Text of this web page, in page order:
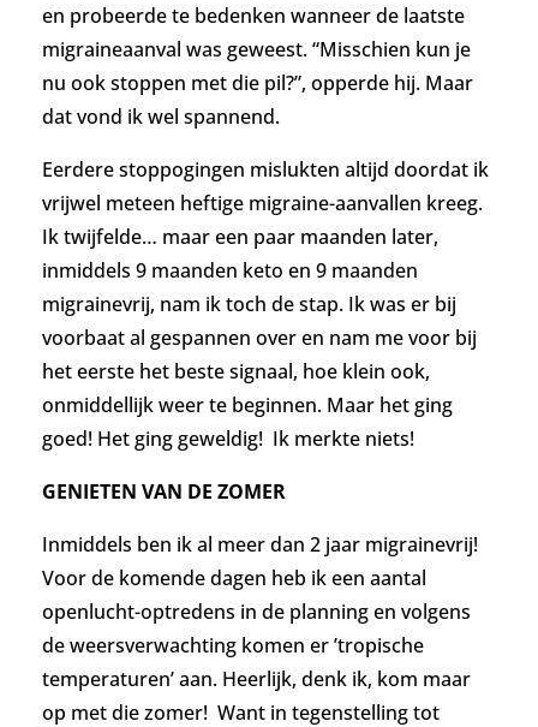
en probeerde te bedenken wanneer de laatste
migraineaanval was geweest. “Misschien kun je
nu ook stoppen met die pil?”, opperde hij. Maar
dat vond ik wel spannend.
Eerdere stoppogingen mislukten altijd doordat ik
vrijwel meteen heftige migraine-aanvallen kreeg.
Ik twijfelde… maar een paar maanden later,
inmiddels 9 maanden keto en 9 maanden
migrainevrij, nam ik toch de stap. Ik was er bij
voorbaat al gespannen over en nam me voor bij
het eerste het beste signaal, hoe klein ook,
onmiddellijk weer te beginnen. Maar het ging
goed! Het ging geweldig! Ik merkte niets!
GENIETEN VAN DE ZOMER
Inmiddels ben ik al meer dan 2 jaar migrainevrij!
Voor de komende dagen heb ik een aantal
openlucht-optredens in de planning en volgens
de weersverwachting komen er ’tropische
temperaturen’ aan. Heerlijk, denk ik, kom maar
op met die zomer! Want in tegenstelling tot